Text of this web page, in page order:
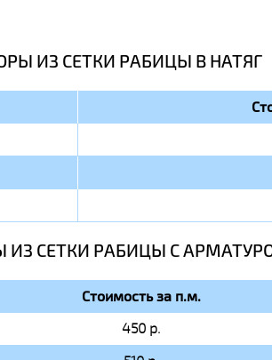
ИЗ СЕТКИ РАБИЦЫ В НАТЯГ
ИЗ СЕТКИ РАБИЦЫ C
Стоимость за п.м.
450 р.